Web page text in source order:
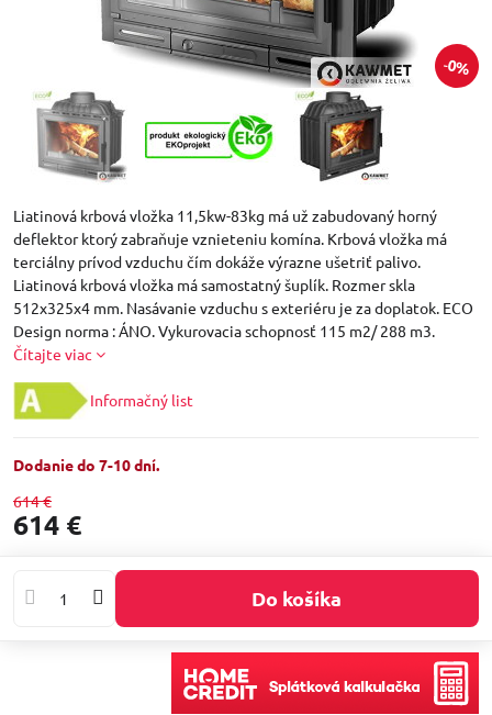
0%
Liatinová krbová vložka 11,5kw-83kg má už zabudovaný horný
deflektor ktorý zabraňuje vznieteniu komína. Krbová vložka má
terciálny prívod vzduchu čím dokáže výrazne ušetriť palivo.
Liatinová krbová vložka má samostatný šuplík. Rozmer skla
512x325x4 mm. Nasávanie vzduchu s exteriéru je za doplatok. ECO
Design norma : ÁNO. Vykurovacia schopnosť 115 m2/ 288 m3.
Čítajte viac
Informačný list
Dodanie do 7-10 dní.
614 €
614 €
Do košíka